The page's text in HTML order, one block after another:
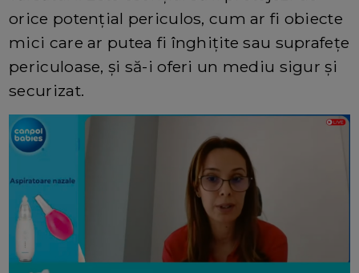
orice potențial periculos, cum ar fi obiecte
mici care ar putea fi înghițite sau suprafețe
periculoase, și să-i oferi un mediu sigur și
securizat.